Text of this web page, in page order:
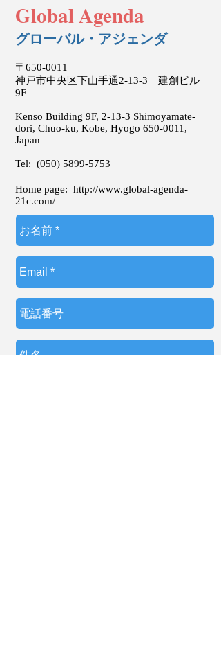
Global Agenda
グローバル・アジェンダ
〒650-0011
神戸市中央区下山手通2-13-3 建創ビル
9F
Kenso Building 9F, 2-13-3 Shimoyamate-
dori, Chuo-ku, Kobe, Hyogo 650-0011 ,
Japan
Tel: (050) 5899-5753
Home page: http://www.global-agenda-
21c.com/